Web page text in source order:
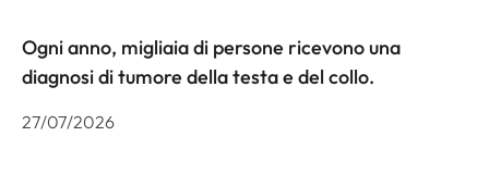
Ogni anno, migliaia di persone ricevono una
diagnosi di tumore della testa e del collo.
27/07/2026